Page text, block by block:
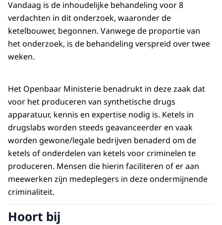
Vandaag is de inhoudelijke behandeling voor 8
verdachten in dit onderzoek, waaronder de
ketelbouwer, begonnen. Vanwege de proportie van
het onderzoek, is de behandeling verspreid over twee
weken.
Het Openbaar Ministerie benadrukt in deze zaak dat
voor het produceren van synthetische drugs
apparatuur, kennis en expertise nodig is. Ketels in
drugslabs worden steeds geavanceerder en vaak
worden gewone/legale bedrijven benaderd om de
ketels of onderdelen van ketels voor criminelen te
produceren. Mensen die hierin faciliteren of er aan
meewerken zijn medeplegers in deze ondermijnende
criminaliteit.
Hoort bij